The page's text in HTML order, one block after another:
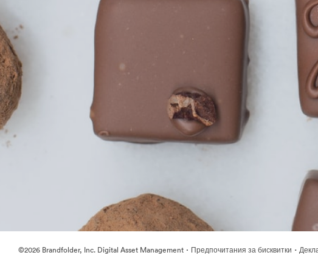
©2026 Brandfolder, Inc. Digital Asset Management · Предпочитания за бисквитки ·